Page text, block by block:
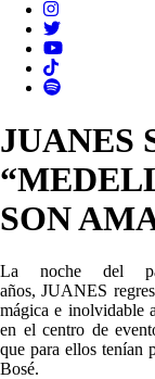
JUANES
SON
La noche del
años, JUANES
mágica e inolvidable
en el centro de
que para ellos tenían
Bosé.